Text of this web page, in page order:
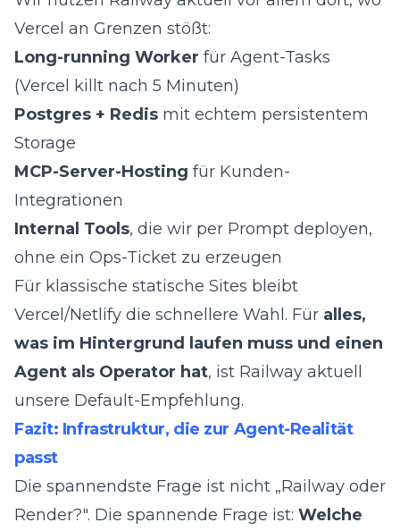
Vercel an Grenzen stößt:
Long-running Worker für Agent-Tasks
(Vercel killt nach 5 Minuten)
Postgres + Redis mit echtem persistentem
Storage
MCP-Server-Hosting für Kunden-
Integrationen
Internal Tools, die wir per Prompt deployen,
ohne ein Ops-Ticket zu erzeugen
Für klassische statische Sites bleibt
Vercel/Netlify die schnellere Wahl. Für alles,
was im Hintergrund laufen muss und einen
Agent als Operator hat, ist Railway aktuell
unsere Default-Empfehlung.
Fazit: Infrastruktur, die zur Agent-Realität
passt
Die spannendste Frage ist nicht „Railway oder
Render?". Die spannende Frage ist: Welche